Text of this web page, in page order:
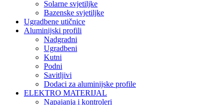
Solarne svjetiljke
Bazenske svjetiljke
Ugradbene utičnice
Aluminijski profili
Nadgradni
Ugradbeni
Kutni
Podni
Savitljivi
Dodaci za aluminijske profile
ELEKTRO MATERIJAL
Napajanja i kontroleri